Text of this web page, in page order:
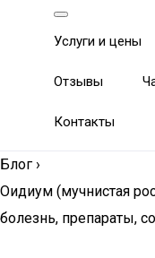
Услуги и цены
Отзывы
Контакты
Блог ›
Оидиум (мучнистая
болезнь, препараты,